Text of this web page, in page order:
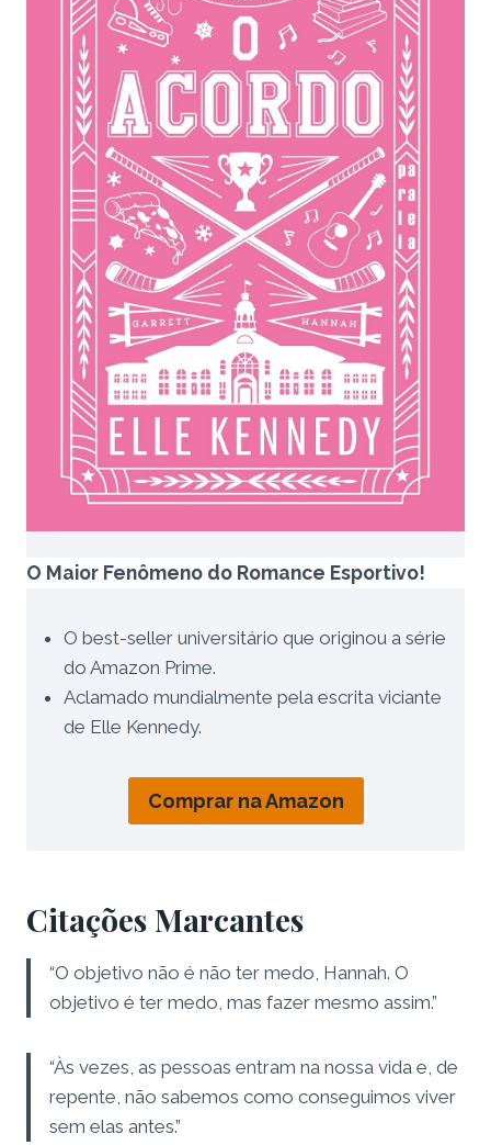
O Maior Fenômeno do Romance Esportivo!
O best-seller universitário que originou a série
do Amazon Prime.
Aclamado mundialmente pela escrita viciante
de Elle Kennedy.
Comprar na Amazon
Citações Marcantes
“O objetivo não é não ter medo, Hannah. O
objetivo é ter medo, mas fazer mesmo assim.”
“Às vezes, as pessoas entram na nossa vida e, de
repente, não sabemos como conseguimos viver
sem elas antes.”